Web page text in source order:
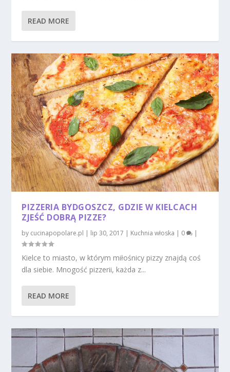
READ MORE
PIZZERIA BYDGOSZCZ, GDZIE W KIELCACH
ZJEŚĆ DOBRĄ PIZZE?
by cucinapopolare.pl | lip 30, 2017 | Kuchnia włoska | 0 |
Kielce to miasto, w którym miłośnicy pizzy znajdą coś
dla siebie. Mnogość pizzerii, każda z...
READ MORE